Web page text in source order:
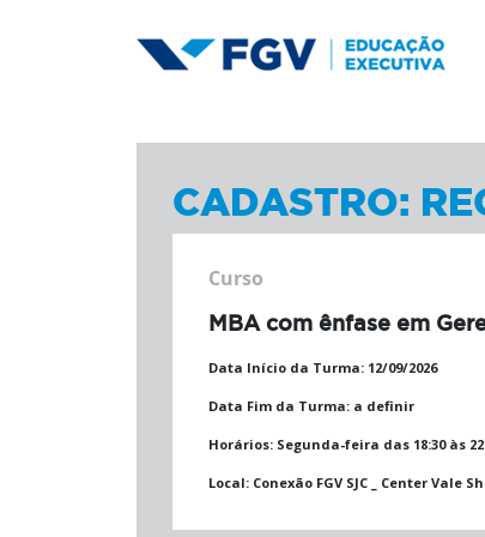
CADASTRO:
Curso
MBA com ênfase em
Data Início da Turma: 12/09/2026
Data Fim da Turma: a definir
Horários: Segunda-feira das 18:30 às
Local: Conexão FGV SJC _ Center Vale